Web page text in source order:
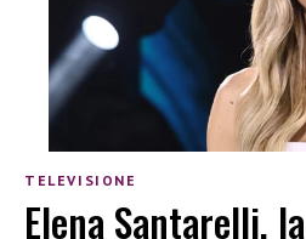
TELEVISIONE
Elena Santarelli,